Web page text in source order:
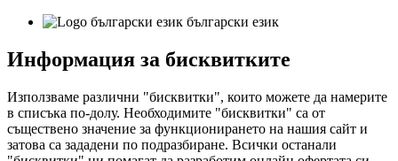
български език
Информация за бисквитките
Използваме различни "бисквитки", които можете да намерите
в списъка по-долу. Необходимите "бисквитки" са от
съществено значение за функционирането на нашия сайт и
затова са зададени по подразбиране. Всички останали